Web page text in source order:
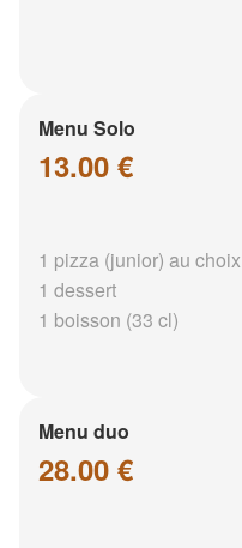
Menu Solo
13.00 €
1 pizza (junior) au choix
1 dessert
1 boisson (33 cl)
Menu duo
28.00 €